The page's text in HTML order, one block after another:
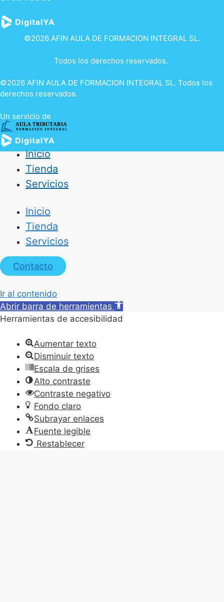
©2026 AFIN AULA DE FORMACION INTEGRAL SL.
Todos los derechos reservados.
©2026 AFIN AULA DE FORMACION INTEGRAL SL. Todos los
derechos reservados.
Un servicio de
Inicio
Tienda
Servicios
Inicio
Tienda
Servicios
Contacto
Ir al contenido
Abrir barra de herramientas
Herramientas de accesibilidad
Aumentar texto
Disminuir texto
Escala de grises
Alto contraste
Contraste negativo
Fondo claro
Subrayar enlaces
Fuente legible
Restablecer